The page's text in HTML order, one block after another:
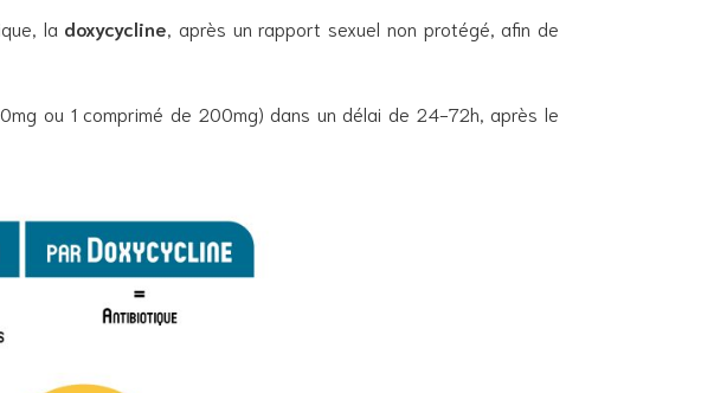
la doxycycline , après un rapport sexuel non protégé, afin de
ou 1 comprimé de 200mg) dans un délai de 24-72h, après le